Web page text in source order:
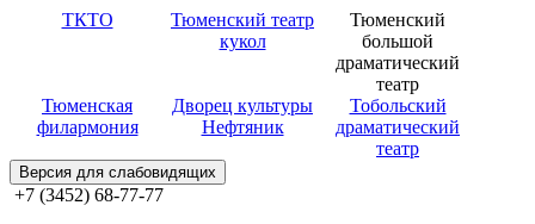
ТКТО
Тюменский театр
кукол
Тюменский
большой
драматический
театр
Тюменская
филармония
Дворец культуры
Нефтяник
Тобольский
драматический
театр
Версия для слабовидящих
+7 (3452) 68-77-77